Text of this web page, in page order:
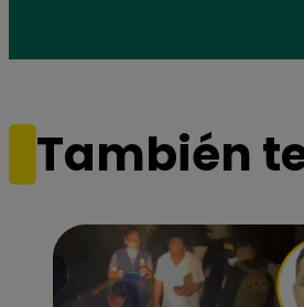
También